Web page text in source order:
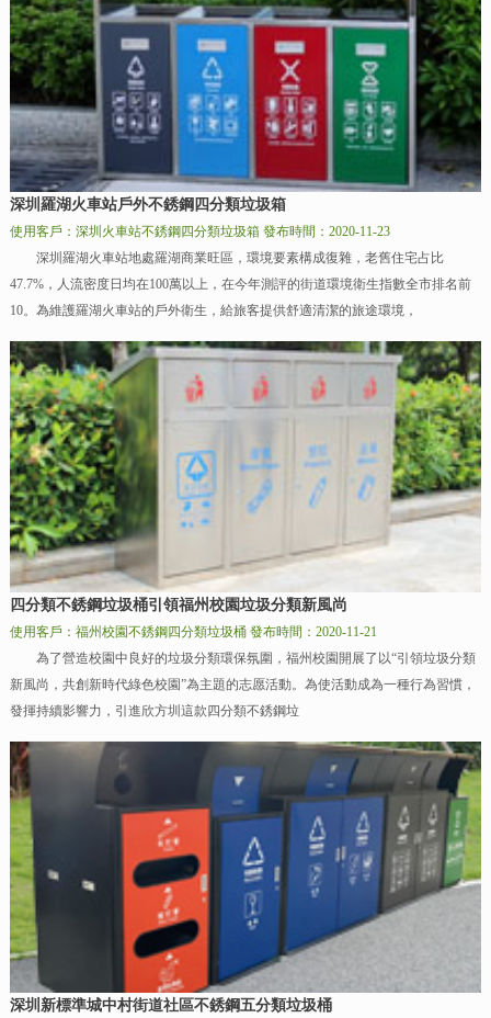
深圳羅湖火車站戶外不銹鋼四分類垃圾箱
使用客戶：深圳火車站不銹鋼四分類垃圾箱 發布時間：2020-11-23
深圳羅湖火車站地處羅湖商業旺區，環境要素構成復雜，老舊住宅占比
47.7%，人流密度日均在100萬以上，在今年測評的街道環境衛生指數全市排名前
10。為維護羅湖火車站的戶外衛生，給旅客提供舒適清潔的旅途環境，
四分類不銹鋼垃圾桶引領福州校園垃圾分類新風尚
使用客戶：福州校園不銹鋼四分類垃圾桶 發布時間：2020-11-21
為了營造校園中良好的垃圾分類環保氛圍，福州校園開展了以“引領垃圾分類
新風尚，共創新時代綠色校園”為主題的志愿活動。為使活動成為一種行為習慣，
發揮持續影響力，引進欣方圳這款四分類不銹鋼垃
深圳新標準城中村街道社區不銹鋼五分類垃圾桶